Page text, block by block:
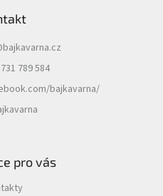
bajkavarna.cz
789 584
bajkavarna/
pro vás